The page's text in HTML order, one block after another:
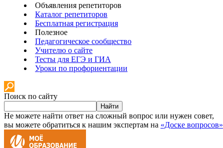
Объявления репетиторов
Каталог репетиторов
Бесплатная регистрация
Полезное
Педагогическое сообщество
Учителю о сайте
Тесты для ЕГЭ и ГИА
Уроки по профориентации
Поиск по сайту
Найти
Не можете найти ответ на сложный вопрос или нужен совет,
вы можете обратиться к нашим экспертам на «Доске вопросов»